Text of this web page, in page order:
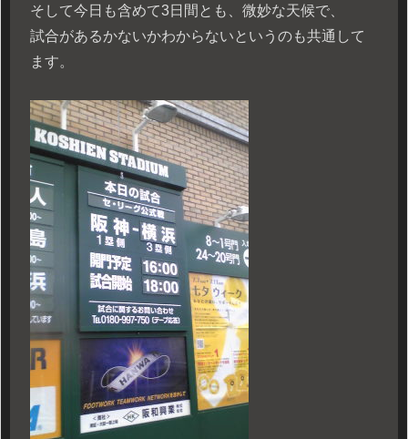
そして今日も含めて3日間とも、微妙な天候で、
試合があるかないかわからないというのも共通して
ます。